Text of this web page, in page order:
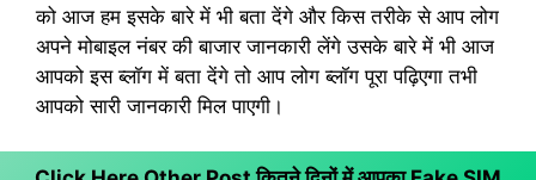
को आज हम इसके बारे में भी बता देंगे और किस तरीके से आप लोग
अपने मोबाइल नंबर की बाजार जानकारी लेंगे उसके बारे में भी आज
आपको इस ब्लॉग में बता देंगे तो आप लोग ब्लॉग पूरा पढ़िएगा तभी
आपको सारी जानकारी मिल पाएगी।